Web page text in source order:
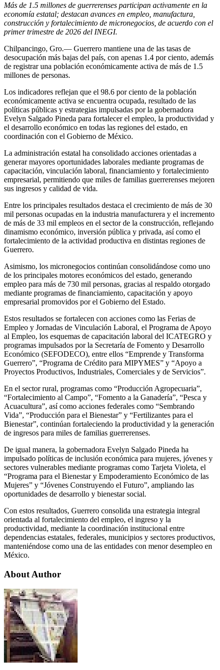
Más de 1.5 millones de guerrerenses participan activamente en la
economía estatal; destacan avances en empleo, manufactura,
construcción y fortalecimiento de micronegocios, de acuerdo con el
primer trimestre de 2026 del INEGI.
Chilpancingo, Gro.— Guerrero mantiene una de las tasas de
desocupación más bajas del país, con apenas 1.4 por ciento, además
de registrar una población económicamente activa de más de 1.5
millones de personas.
Los indicadores reflejan que el 98.6 por ciento de la población
económicamente activa se encuentra ocupada, resultado de las
políticas públicas y estrategias impulsadas por la gobernadora
Evelyn Salgado Pineda para fortalecer el empleo, la productividad y
el desarrollo económico en todas las regiones del estado, en
coordinación con el Gobierno de México.
La administración estatal ha consolidado acciones orientadas a
generar mayores oportunidades laborales mediante programas de
capacitación, vinculación laboral, financiamiento y fortalecimiento
empresarial, permitiendo que miles de familias guerrerenses mejoren
sus ingresos y calidad de vida.
Entre los principales resultados destaca el crecimiento de más de 30
mil personas ocupadas en la industria manufacturera y el incremento
de más de 33 mil empleos en el sector de la construcción, reflejando
dinamismo económico, inversión pública y privada, así como el
fortalecimiento de la actividad productiva en distintas regiones de
Guerrero.
Asimismo, los micronegocios continúan consolidándose como uno
de los principales motores económicos del estado, generando
empleo para más de 730 mil personas, gracias al respaldo otorgado
mediante programas de financiamiento, capacitación y apoyo
empresarial promovidos por el Gobierno del Estado.
Estos resultados se fortalecen con acciones como las Ferias de
Empleo y Jornadas de Vinculación Laboral, el Programa de Apoyo
al Empleo, los esquemas de capacitación laboral del ICATEGRO y
programas impulsados por la Secretaría de Fomento y Desarrollo
Económico (SEFODECO), entre ellos “Emprende y Transforma
Guerrero”, “Programa de Crédito para MIPYMES” y “Apoyo a
Proyectos Productivos, Industriales, Comerciales y de Servicios”.
En el sector rural, programas como “Producción Agropecuaria”,
“Fortalecimiento al Campo”, “Fomento a la Ganadería”, “Pesca y
Acuacultura”, así como acciones federales como “Sembrando
Vida”, “Producción para el Bienestar” y “Fertilizantes para el
Bienestar”, continúan fortaleciendo la productividad y la generación
de ingresos para miles de familias guerrerenses.
De igual manera, la gobernadora Evelyn Salgado Pineda ha
impulsado políticas de inclusión económica para mujeres, jóvenes y
sectores vulnerables mediante programas como Tarjeta Violeta, el
“Programa para el Bienestar y Empoderamiento Económico de las
Mujeres” y “Jóvenes Construyendo el Futuro”, ampliando las
oportunidades de desarrollo y bienestar social.
Con estos resultados, Guerrero consolida una estrategia integral
orientada al fortalecimiento del empleo, el ingreso y la
productividad, mediante la coordinación institucional entre
dependencias estatales, federales, municipios y sectores productivos,
manteniéndose como una de las entidades con menor desempleo en
México.
About Author